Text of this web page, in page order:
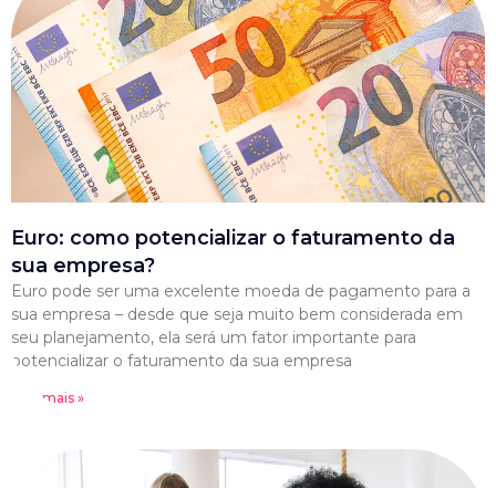
Euro: como potencializar o faturamento da
sua empresa?
Euro pode ser uma excelente moeda de pagamento para a
sua empresa – desde que seja muito bem considerada em
seu planejamento, ela será um fator importante para
potencializar o faturamento da sua empresa
Leia mais »